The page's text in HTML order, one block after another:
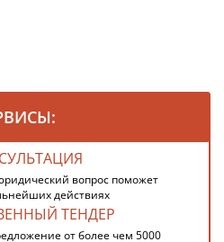
вопрос поможет
действиях
ТЕНДЕР
от более чем 5000